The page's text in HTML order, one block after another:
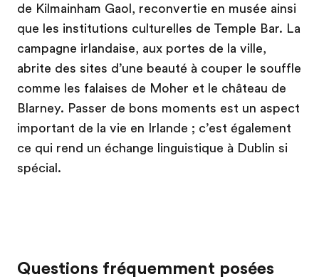
de Kilmainham Gaol, reconvertie en musée ainsi
que les institutions culturelles de Temple Bar. La
campagne irlandaise, aux portes de la ville,
abrite des sites d’une beauté à couper le souffle
comme les falaises de Moher et le château de
Blarney. Passer de bons moments est un aspect
important de la vie en Irlande ; c’est également
ce qui rend un échange linguistique à Dublin si
spécial.
Questions fréquemment posées